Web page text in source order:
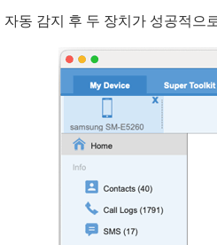
자동 감지 후 두 장치가 성공적으